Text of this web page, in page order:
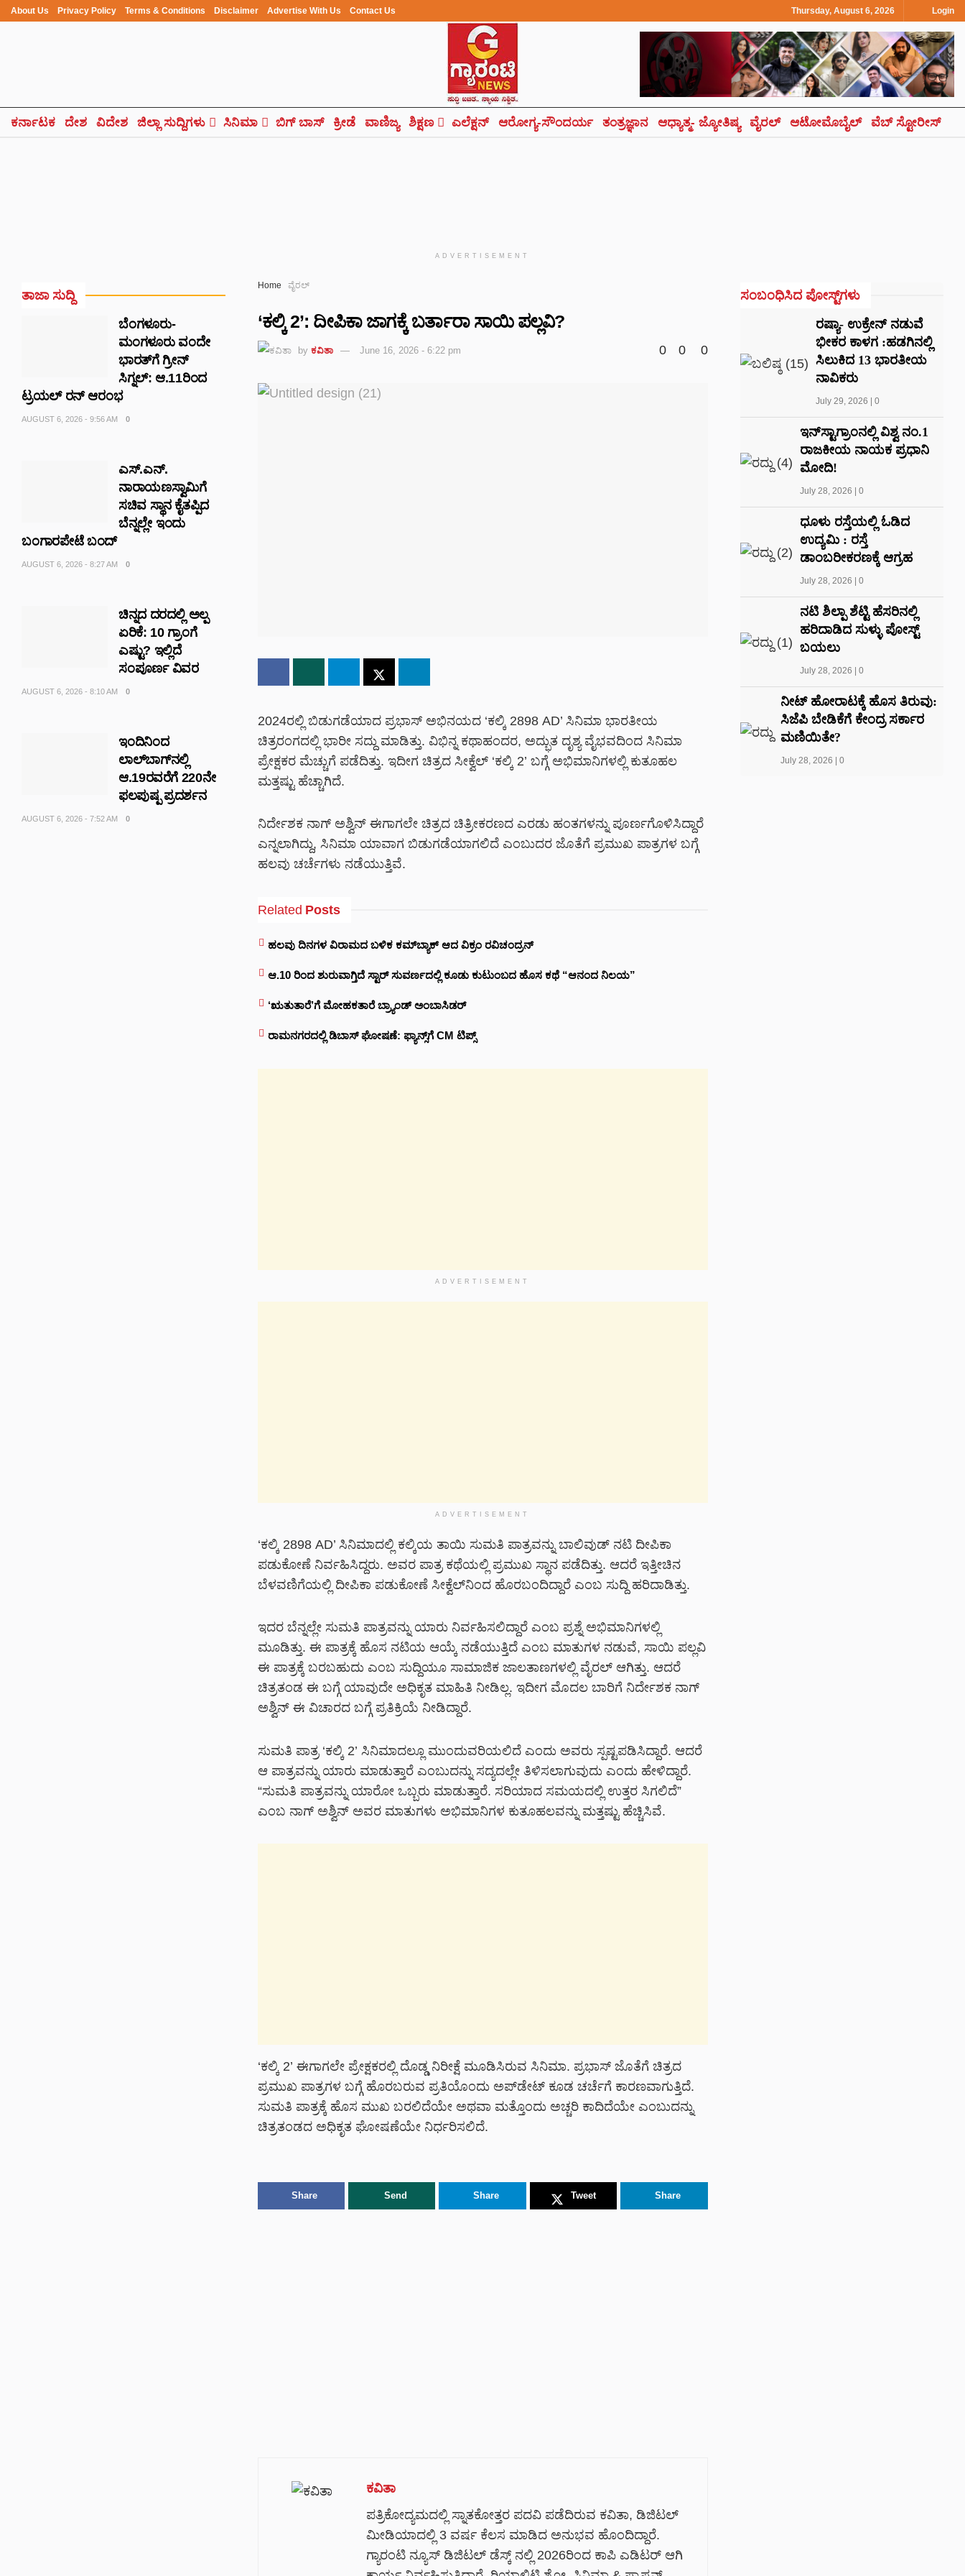
About Us Privacy Policy Terms & Conditions Disclaimer Advertise With Us Contact Us Thursday, August 6, 2026 Login
ಕರ್ನಾಟಕ ದೇಶ ವಿದೇಶ ಜಿಲ್ಲಾ ಸುದ್ದಿಗಳು ಸಿನಿಮಾ ಬಿಗ್ ಬಾಸ್ ಕ್ರೀಡೆ ವಾಣಿಜ್ಯ ಶಿಕ್ಷಣ ಎಲೆಕ್ಷನ್ ಆರೋಗ್ಯ-ಸೌಂದರ್ಯ ತಂತ್ರಜ್ಞಾನ ಆಧ್ಯಾತ್ಮ- ಜ್ಯೋತಿಷ್ಯ ವೈರಲ್ ಆಟೋಮೊಬೈಲ್ ವೆಬ್ ಸ್ಟೋರೀಸ್
ADVERTISEMENT
Home ವೈರಲ್
‘ಕಲ್ಕಿ 2’: ದೀಪಿಕಾ ಜಾಗಕ್ಕೆ ಬರ್ತಾರಾ ಸಾಯಿ ಪಲ್ಲವಿ?
by ಕವಿತಾ June 16, 2026 - 6:22 pm 0 0 0
2024ರಲ್ಲಿ ಬಿಡುಗಡೆಯಾದ ಪ್ರಭಾಸ್ ಅಭಿನಯದ ‘ಕಲ್ಕಿ 2898 AD’ ಸಿನಿಮಾ ಭಾರತೀಯ
ಚಿತ್ರರಂಗದಲ್ಲಿ ಭಾರೀ ಸದ್ದು ಮಾಡಿತ್ತು. ವಿಭಿನ್ನ ಕಥಾಹಂದರ, ಅದ್ಭುತ ದೃಶ್ಯ ವೈಭವದಿಂದ ಸಿನಿಮಾ
ಪ್ರೇಕ್ಷಕರ ಮೆಚ್ಚುಗೆ ಪಡೆದಿತ್ತು. ಇದೀಗ ಚಿತ್ರದ ಸೀಕ್ವೆಲ್ ‘ಕಲ್ಕಿ 2’ ಬಗ್ಗೆ ಅಭಿಮಾನಿಗಳಲ್ಲಿ ಕುತೂಹಲ
ಮತ್ತಷ್ಟು ಹೆಚ್ಚಾಗಿದೆ.
ನಿರ್ದೇಶಕ ನಾಗ್ ಅಶ್ವಿನ್ ಈಗಾಗಲೇ ಚಿತ್ರದ ಚಿತ್ರೀಕರಣದ ಎರಡು ಹಂತಗಳನ್ನು ಪೂರ್ಣಗೊಳಿಸಿದ್ದಾರೆ
ಎನ್ನಲಾಗಿದ್ದು, ಸಿನಿಮಾ ಯಾವಾಗ ಬಿಡುಗಡೆಯಾಗಲಿದೆ ಎಂಬುದರ ಜೊತೆಗೆ ಪ್ರಮುಖ ಪಾತ್ರಗಳ ಬಗ್ಗೆ
ಹಲವು ಚರ್ಚೆಗಳು ನಡೆಯುತ್ತಿವೆ.
Related Posts
ಹಲವು ದಿನಗಳ ವಿರಾಮದ ಬಳಿಕ ಕಮ್‌ಬ್ಯಾಕ್ ಆದ ವಿಕ್ರಂ ರವಿಚಂದ್ರನ್
ಆ.10 ರಿಂದ ಶುರುವಾಗ್ತಿದೆ ಸ್ಟಾರ್ ಸುವರ್ಣದಲ್ಲಿ ಕೂಡು ಕುಟುಂಬದ ಹೊಸ ಕಥೆ “ಆನಂದ ನಿಲಯ”
‘ಋತುತಾರೆ’ಗೆ ಮೋಹಕತಾರೆ ಬ್ರ್ಯಾಂಡ್ ಅಂಬಾಸಿಡರ್
ರಾಮನಗರದಲ್ಲಿ ಡಿಬಾಸ್ ಘೋಷಣೆ: ಫ್ಯಾನ್ಸ್‌ಗೆ CM ಟಿಪ್ಸ್
ADVERTISEMENT
ADVERTISEMENT
‘ಕಲ್ಕಿ 2898 AD’ ಸಿನಿಮಾದಲ್ಲಿ ಕಲ್ಕಿಯ ತಾಯಿ ಸುಮತಿ ಪಾತ್ರವನ್ನು ಬಾಲಿವುಡ್ ನಟಿ ದೀಪಿಕಾ
ಪಡುಕೋಣೆ ನಿರ್ವಹಿಸಿದ್ದರು. ಅವರ ಪಾತ್ರ ಕಥೆಯಲ್ಲಿ ಪ್ರಮುಖ ಸ್ಥಾನ ಪಡೆದಿತ್ತು. ಆದರೆ ಇತ್ತೀಚಿನ
ಬೆಳವಣಿಗೆಯಲ್ಲಿ ದೀಪಿಕಾ ಪಡುಕೋಣೆ ಸೀಕ್ವೆಲ್‌ನಿಂದ ಹೊರಬಂದಿದ್ದಾರೆ ಎಂಬ ಸುದ್ದಿ ಹರಿದಾಡಿತ್ತು.
ಇದರ ಬೆನ್ನಲ್ಲೇ ಸುಮತಿ ಪಾತ್ರವನ್ನು ಯಾರು ನಿರ್ವಹಿಸಲಿದ್ದಾರೆ ಎಂಬ ಪ್ರಶ್ನೆ ಅಭಿಮಾನಿಗಳಲ್ಲಿ
ಮೂಡಿತ್ತು. ಈ ಪಾತ್ರಕ್ಕೆ ಹೊಸ ನಟಿಯ ಆಯ್ಕೆ ನಡೆಯುತ್ತಿದೆ ಎಂಬ ಮಾತುಗಳ ನಡುವೆ, ಸಾಯಿ ಪಲ್ಲವಿ
ಈ ಪಾತ್ರಕ್ಕೆ ಬರಬಹುದು ಎಂಬ ಸುದ್ದಿಯೂ ಸಾಮಾಜಿಕ ಜಾಲತಾಣಗಳಲ್ಲಿ ವೈರಲ್ ಆಗಿತ್ತು. ಆದರೆ
ಚಿತ್ರತಂಡ ಈ ಬಗ್ಗೆ ಯಾವುದೇ ಅಧಿಕೃತ ಮಾಹಿತಿ ನೀಡಿಲ್ಲ. ಇದೀಗ ಮೊದಲ ಬಾರಿಗೆ ನಿರ್ದೇಶಕ ನಾಗ್
ಅಶ್ವಿನ್ ಈ ವಿಚಾರದ ಬಗ್ಗೆ ಪ್ರತಿಕ್ರಿಯೆ ನೀಡಿದ್ದಾರೆ.
ಸುಮತಿ ಪಾತ್ರ ‘ಕಲ್ಕಿ 2’ ಸಿನಿಮಾದಲ್ಲೂ ಮುಂದುವರಿಯಲಿದೆ ಎಂದು ಅವರು ಸ್ಪಷ್ಟಪಡಿಸಿದ್ದಾರೆ. ಆದರೆ
ಆ ಪಾತ್ರವನ್ನು ಯಾರು ಮಾಡುತ್ತಾರೆ ಎಂಬುದನ್ನು ಸದ್ಯದಲ್ಲೇ ತಿಳಿಸಲಾಗುವುದು ಎಂದು ಹೇಳಿದ್ದಾರೆ.
“ಸುಮತಿ ಪಾತ್ರವನ್ನು ಯಾರೋ ಒಬ್ಬರು ಮಾಡುತ್ತಾರೆ. ಸರಿಯಾದ ಸಮಯದಲ್ಲಿ ಉತ್ತರ ಸಿಗಲಿದೆ”
ಎಂಬ ನಾಗ್ ಅಶ್ವಿನ್ ಅವರ ಮಾತುಗಳು ಅಭಿಮಾನಿಗಳ ಕುತೂಹಲವನ್ನು ಮತ್ತಷ್ಟು ಹೆಚ್ಚಿಸಿವೆ.
‘ಕಲ್ಕಿ 2’ ಈಗಾಗಲೇ ಪ್ರೇಕ್ಷಕರಲ್ಲಿ ದೊಡ್ಡ ನಿರೀಕ್ಷೆ ಮೂಡಿಸಿರುವ ಸಿನಿಮಾ. ಪ್ರಭಾಸ್ ಜೊತೆಗೆ ಚಿತ್ರದ
ಪ್ರಮುಖ ಪಾತ್ರಗಳ ಬಗ್ಗೆ ಹೊರಬರುವ ಪ್ರತಿಯೊಂದು ಅಪ್‌ಡೇಟ್ ಕೂಡ ಚರ್ಚೆಗೆ ಕಾರಣವಾಗುತ್ತಿದೆ.
ಸುಮತಿ ಪಾತ್ರಕ್ಕೆ ಹೊಸ ಮುಖ ಬರಲಿದೆಯೇ ಅಥವಾ ಮತ್ತೊಂದು ಅಚ್ಚರಿ ಕಾದಿದೆಯೇ ಎಂಬುದನ್ನು
ಚಿತ್ರತಂಡದ ಅಧಿಕೃತ ಘೋಷಣೆಯೇ ನಿರ್ಧರಿಸಲಿದೆ.
Share Send Share Tweet Share
ಕವಿತಾ
ಪತ್ರಿಕೋದ್ಯಮದಲ್ಲಿ ಸ್ನಾತಕೋತ್ತರ ಪದವಿ ಪಡೆದಿರುವ ಕವಿತಾ, ಡಿಜಿಟಲ್
ಮೀಡಿಯಾದಲ್ಲಿ 3 ವರ್ಷ ಕೆಲಸ ಮಾಡಿದ ಅನುಭವ ಹೊಂದಿದ್ದಾರೆ.
ಗ್ಯಾರಂಟಿ ನ್ಯೂಸ್ ಡಿಜಿಟಲ್ ಡೆಸ್ಕ್ ನಲ್ಲಿ 2026ರಿಂದ ಕಾಪಿ ಎಡಿಟರ್ ಆಗಿ
ತಾಜಾ ಸುದ್ದಿ
ಬೆಂಗಳೂರು-
ಮಂಗಳೂರು ವಂದೇ
ಭಾರತ್‌ಗೆ ಗ್ರೀನ್
ಸಿಗ್ನಲ್: ಆ.11ರಿಂದ
ಟ್ರಯಲ್ ರನ್ ಆರಂಭ
AUGUST 6, 2026 - 9:56 AM 0
ಎಸ್.ಎನ್.
ನಾರಾಯಣಸ್ವಾಮಿಗೆ
ಸಚಿವ ಸ್ಥಾನ ಕೈತಪ್ಪಿದ
ಬೆನ್ನಲ್ಲೇ ಇಂದು
ಬಂಗಾರಪೇಟೆ ಬಂದ್
AUGUST 6, 2026 - 8:27 AM 0
ಚಿನ್ನದ ದರದಲ್ಲಿ ಅಲ್ಪ
ಏರಿಕೆ: 10 ಗ್ರಾಂಗೆ
ಎಷ್ಟು? ಇಲ್ಲಿದೆ
ಸಂಪೂರ್ಣ ವಿವರ
AUGUST 6, 2026 - 8:10 AM 0
ಇಂದಿನಿಂದ
ಲಾಲ್‌ಬಾಗ್‌ನಲ್ಲಿ
ಆ.19ರವರೆಗೆ 220ನೇ
ಫಲಪುಷ್ಪ ಪ್ರದರ್ಶನ
AUGUST 6, 2026 - 7:52 AM 0
ಸಂಬಂಧಿಸಿದ ಪೋಸ್ಟ್‌ಗಳು
ರಷ್ಯಾ- ಉಕ್ರೇನ್ ನಡುವೆ
ಭೀಕರ ಕಾಳಗ :ಹಡಗಿನಲ್ಲಿ
ಸಿಲುಕಿದ 13 ಭಾರತೀಯ
ನಾವಿಕರು
July 29, 2026 0
ಇನ್‌ಸ್ಟಾಗ್ರಾಂನಲ್ಲಿ ವಿಶ್ವ ನಂ.1
ರಾಜಕೀಯ ನಾಯಕ ಪ್ರಧಾನಿ
ಮೋದಿ!
July 28, 2026 0
ಧೂಳು ರಸ್ತೆಯಲ್ಲಿ ಓಡಿದ
ಉದ್ಯಮಿ : ರಸ್ತೆ
ಡಾಂಬರೀಕರಣಕ್ಕೆ ಆಗ್ರಹ
July 28, 2026 0
ನಟಿ ಶಿಲ್ಪಾ ಶೆಟ್ಟಿ ಹೆಸರಿನಲ್ಲಿ
ಹರಿದಾಡಿದ ಸುಳ್ಳು ಪೋಸ್ಟ್‌
ಬಯಲು
July 28, 2026 0
ನೀಟ್ ಹೋರಾಟಕ್ಕೆ ಹೊಸ ತಿರುವು:
ಸಿಜೆಪಿ ಬೇಡಿಕೆಗೆ ಕೇಂದ್ರ ಸರ್ಕಾರ
ಮಣಿಯಿತೇ?
July 28, 2026 0